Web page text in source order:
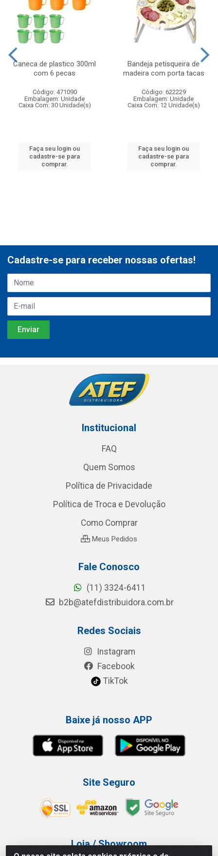
Caneca de plastico 300ml
com 6 pecas
Código: 471090
Embalagem: Unidade
Caixa Com: 30 Unidade(s)
Faça seu login ou
cadastre-se para
comprar.
Bandeja petisqueira de
madeira com porta tacas
Código: 622229
Embalagem: Unidade
Caixa Com: 12 Unidade(s)
Faça seu login ou
cadastre-se para
comprar.
Cadastre-se para receber nossas ofertas!
Institucional
FAQ
Quem Somos
Política de Privacidade
Política de Troca e Devolução
Como Comprar
Meus Pedidos
Fale Conosco
(11) 3324-6411
b2b@atefdistribuidora.com.br
Redes Sociais
Instagram
Facebook
TikTok
Baixe já nosso APP
Site Seguro
Loja / Showroom